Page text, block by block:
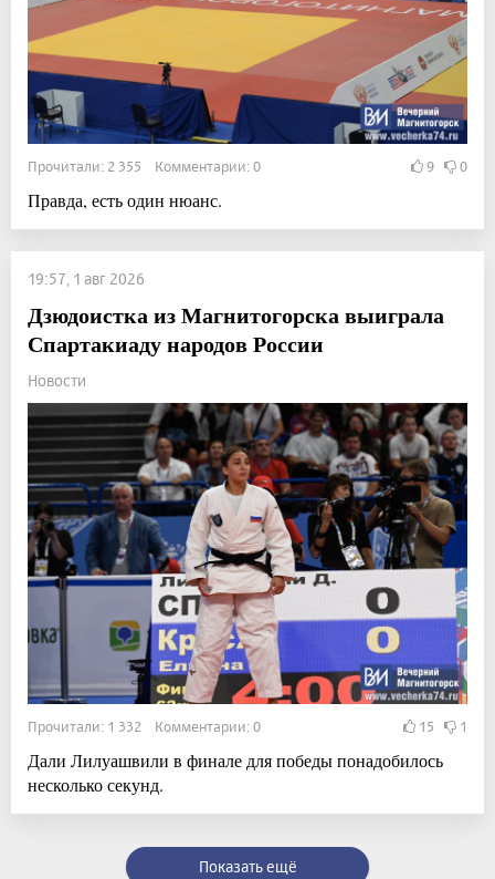
Прочитали: 2 355 Комментарии: 0 9 0
Правда, есть один нюанс.
19:57, 1 авг 2026
Дзюдоистка из Магнитогорска выиграла
Спартакиаду народов России
Новости
Прочитали: 1 332 Комментарии: 0 15 1
Дали Лилуашвили в финале для победы понадобилось
несколько секунд.
Показать ещё